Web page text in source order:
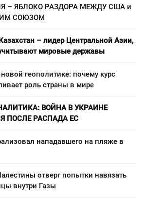
– ЯБЛОКО РАЗДОРА МЕЖДУ США и
СОЮЗОМ
– лидер Центральной Азии,
мировые державы
геополитике: почему курс
роль страны в мире
ВОЙНА В УКРАИНЕ
ПОСЛЕ РАСПАДА ЕС
нападавшего на пляже в
отверг попытки навязать
внутри Газы